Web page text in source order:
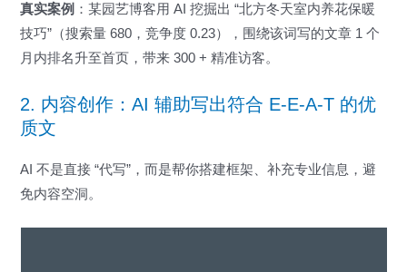
真实案例 ：某园艺博客用 AI 挖掘出 “北方冬天室内养花保暖
技巧”（搜索量 680，竞争度 0.23），围绕该词写的文章 1 个
月内排名升至首页，带来 300 + 精准访客。
2. 内容创作：AI 辅助写出符合 E-E-A-T 的优
质文
AI 不是直接 “代写”，而是帮你搭建框架、补充专业信息，避
免内容空洞。